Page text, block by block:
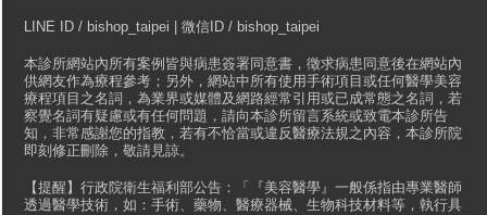
LINE ID / bishop_taipei | 微信ID / bishop_taipei
本診所網站內所有案例皆與病患簽署同意書，徵求病患同意後在網站內
供網友作為療程參考；另外，網站中所有使用手術項目或任何醫學美容
療程項目之名詞，為業界或媒體及網路經常引用或已成常態之名詞，若
察覺名詞有疑慮或有任何問題，請向本診所留言系統或致電本診所告
知，非常感謝您的指教，若有不恰當或違反醫療法規之內容，本診所院
即刻修正刪除，敬請見諒。
【提醒】行政院衛生福利部公告：「『美容醫學』一般係指由專業醫師
透過醫學技術，如：手術、藥物、醫療器械、生物科技材料等，執行具